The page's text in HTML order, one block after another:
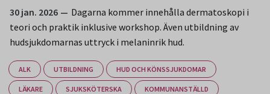
30 jan. 2026
Dagarna kommer innehålla dermatoskopi i
teori och praktik inklusive workshop. Även utbildning av
hudsjukdomarnas uttryck i melaninrik hud.
ALK UTBILDNING HUD OCH KÖNSSJUKDOMAR
LÄKARE SJUKSKÖTERSKA KOMMUNANSTÄLLD